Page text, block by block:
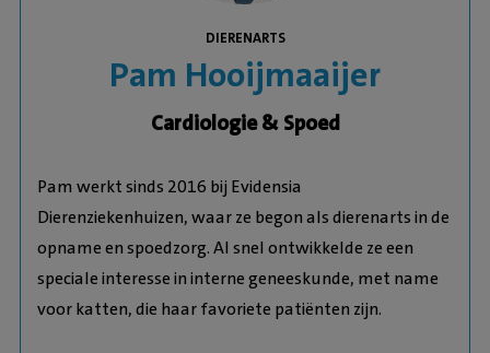
DIERENARTS
Pam Hooijmaaijer
Cardiologie & Spoed
Pam werkt sinds 2016 bij Evidensia
Dierenziekenhuizen, waar ze begon als dierenarts in de
opname en spoedzorg. Al snel ontwikkelde ze een
speciale interesse in interne geneeskunde, met name
voor katten, die haar favoriete patiënten zijn.